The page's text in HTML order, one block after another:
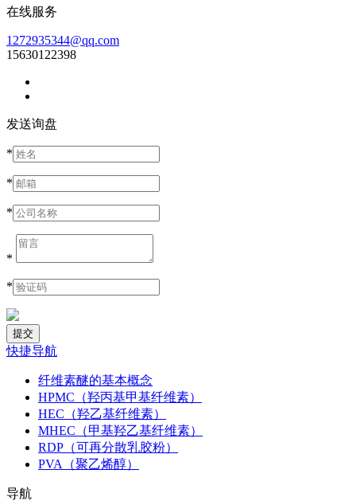
在线服务
1272935344@qq.com
15630122398
发送询盘
*
*
*
*
*
快捷导航
纤维素醚的基本概念
HPMC（羟丙基甲基纤维素）
HEC（羟乙基纤维素）
MHEC（甲基羟乙基纤维素）
RDP（可再分散乳胶粉）
PVA（聚乙烯醇）
导航